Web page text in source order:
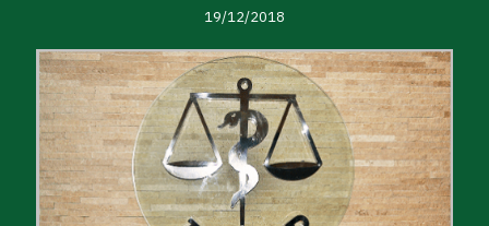
19/12/2018